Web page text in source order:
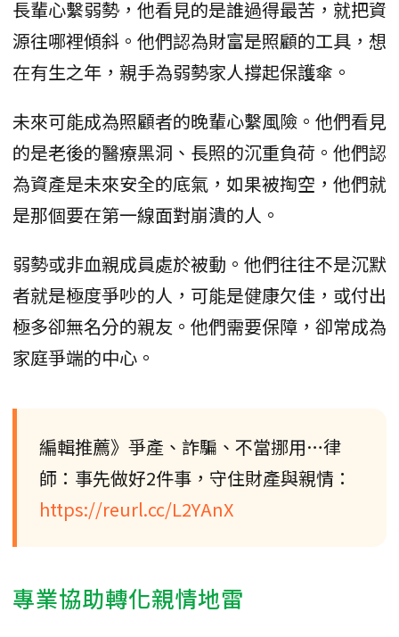
長輩心繫弱勢，他看見的是誰過得最苦，就把資
源往哪裡傾斜。他們認為財富是照顧的工具，想
在有生之年，親手為弱勢家人撐起保護傘。
未來可能成為照顧者的晚輩心繫風險。他們看見
的是老後的醫療黑洞、長照的沉重負荷。他們認
為資產是未來安全的底氣，如果被掏空，他們就
是那個要在第一線面對崩潰的人。
弱勢或非血親成員處於被動。他們往往不是沉默
者就是極度爭吵的人，可能是健康欠佳，或付出
極多卻無名分的親友。他們需要保障，卻常成為
家庭爭端的中心。
編輯推薦》爭產、詐騙、不當挪用…律
師：事先做好2件事，守住財產與親情：
https://reurl.cc/L2YAnX
專業協助轉化親情地雷